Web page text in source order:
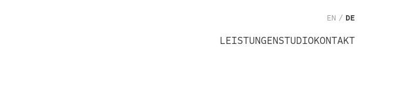
EN / DE
LEISTUNGENSTUDIOKONTAKT